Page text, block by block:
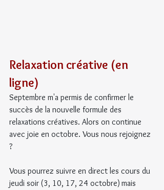
Relaxation créative (en
ligne)
Septembre m'a permis de confirmer le
succès de la nouvelle formule des
relaxations créatives. Alors on continue
avec joie en octobre. Vous nous rejoignez
?
Vous pourrez suivre en direct les cours du
jeudi soir (3, 10, 17, 24 octobre) mais